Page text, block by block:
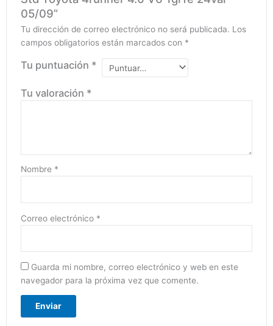
05/09”
Tu dirección de correo electrónico no será publicada. Los
campos obligatorios están marcados con *
Tu puntuación *
Tu valoración *
Nombre *
Correo electrónico *
Guarda mi nombre, correo electrónico y web en este
navegador para la próxima vez que comente.